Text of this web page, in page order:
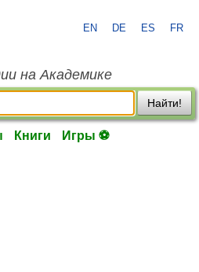
EN DE ES FR
на Академике
Найти!
Книги Игры ⚽